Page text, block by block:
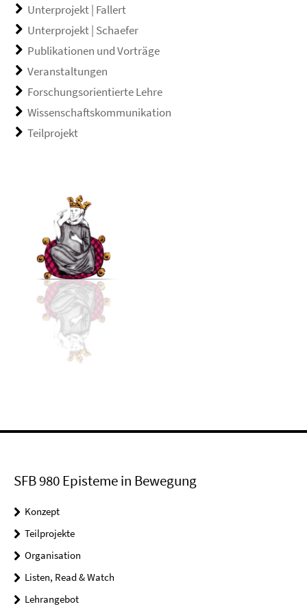
Unterprojekt | Fallert
Unterprojekt | Schaefer
Publikationen und Vorträge
Veranstaltungen
Forschungsorientierte Lehre
Wissenschaftskommunikation
Teilprojekt
SFB 980 Episteme in Bewegung
Konzept
Teilprojekte
Organisation
Listen, Read & Watch
Lehrangebot